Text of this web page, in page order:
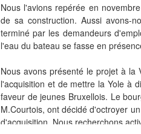
Nous l'avions repérée en
de sa construction. Aussi avons-
terminé par les demandeurs
l'eau du bateau se fasse en
Nous avons présenté le projet à la
l'acquisition et de mettre la Yole à
faveur de jeunes Bruxellois. Le
M.Courtois, ont décidé d'octroyer
d'acquisition. Nous recherchons